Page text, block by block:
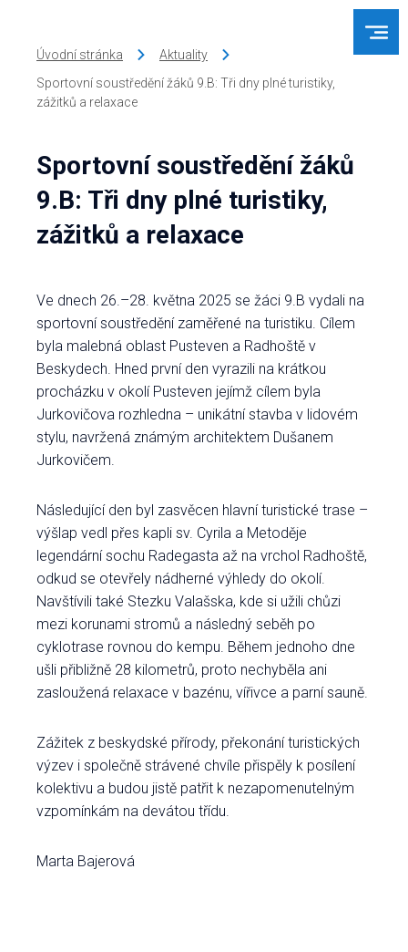
Úvodní stránka
Aktuality
Sportovní soustředění žáků 9.B: Tři dny plné turistiky,
zážitků a relaxace
Sportovní soustředění žáků
9.B: Tři dny plné turistiky,
zážitků a relaxace
Ve dnech 26.–28. května 2025 se žáci 9.B vydali na
sportovní soustředění zaměřené na turistiku. Cílem
byla malebná oblast Pusteven a Radhoště v
Beskydech. Hned první den vyrazili na krátkou
procházku v okolí Pusteven jejímž cílem byla
Jurkovičova rozhledna – unikátní stavba v lidovém
stylu, navržená známým architektem Dušanem
Jurkovičem.
Následující den byl zasvěcen hlavní turistické trase –
výšlap vedl přes kapli sv. Cyrila a Metoděje
legendární sochu Radegasta až na vrchol Radhoště,
odkud se otevřely nádherné výhledy do okolí.
Navštívili také Stezku Valašska, kde si užili chůzi
mezi korunami stromů a následný seběh po
cyklotrase rovnou do kempu. Během jednoho dne
ušli přibližně 28 kilometrů, proto nechyběla ani
zasloužená relaxace v bazénu, vířivce a parní sauně.
Zážitek z beskydské přírody, překonání turistických
výzev i společně strávené chvíle přispěly k posílení
kolektivu a budou jistě patřit k nezapomenutelným
vzpomínkám na devátou třídu.
Marta Bajerová